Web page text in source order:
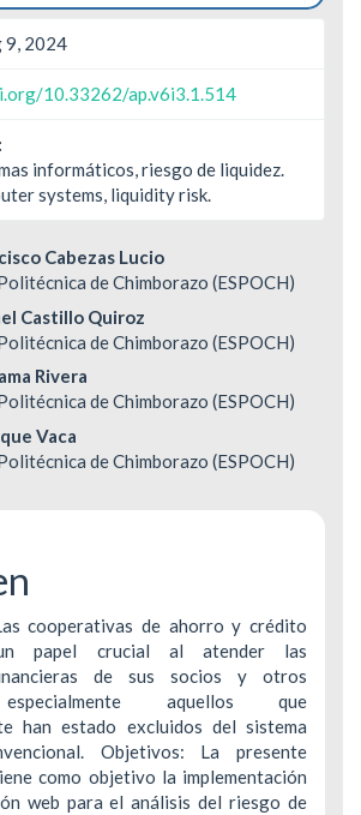
9, 2024
10.33262/ap.v6i3.1.514
informáticos, riesgo de liquidez.
systems, liquidity risk.
Cabezas Lucio
de Chimborazo (ESPOCH)
Castillo Quiroz
de Chimborazo (ESPOCH)
Rivera
de Chimborazo (ESPOCH)
Vaca
de Chimborazo (ESPOCH)
cooperativas de ahorro y crédito
un papel crucial al atender las
de sus socios y otros
aquellos que
han estado excluidos del sistema
Objetivos: La presente
como objetivo la implementación
web para el análisis del riesgo de